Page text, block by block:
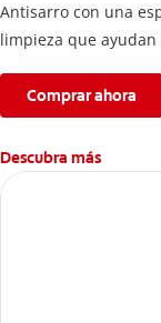
Antisarro con una
limpieza que
Comprar ahora
Descubra más